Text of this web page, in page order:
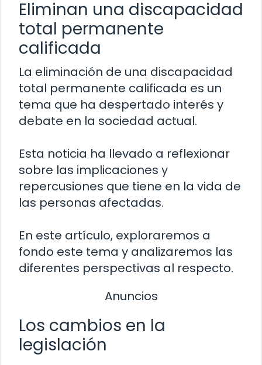
Eliminan una discapacidad
total permanente
calificada
La eliminación de una discapacidad
total permanente calificada es un
tema que ha despertado interés y
debate en la sociedad actual.
Esta noticia ha llevado a reflexionar
sobre las implicaciones y
repercusiones que tiene en la vida de
las personas afectadas.
En este artículo, exploraremos a
fondo este tema y analizaremos las
diferentes perspectivas al respecto.
Anuncios
Los cambios en la
legislación